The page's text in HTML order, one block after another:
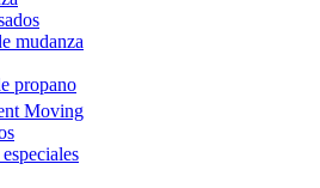
mudanza
propano
Moving